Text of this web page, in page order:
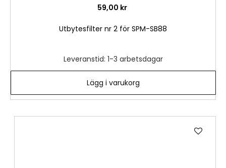
59,00 kr
Utbytesfilter nr 2 för SPM-SB88
Leveranstid: 1-3 arbetsdagar
Lägg i varukorg